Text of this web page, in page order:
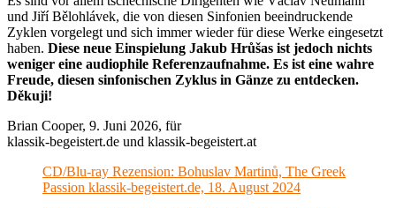
und Jiří Bělohlávek, die von diesen Sinfonien beeindruckende
Zyklen vorgelegt und sich immer wieder für diese Werke eingesetzt
haben. Diese neue Einspielung Jakub Hrůšas ist jedoch nichts
weniger eine audiophile Referenzaufnahme. Es ist eine wahre
Freude, diesen sinfonischen Zyklus in Gänze zu entdecken.
Děkuji!
Brian Cooper, 9. Juni 2026, für
klassik-begeistert.de und klassik-begeistert.at
CD/Blu-ray Rezension: Bohuslav Martinů, The Greek
Passion klassik-begeistert.de, 18. August 2024